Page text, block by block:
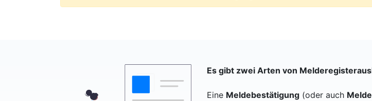
Es gibt zwei Arten von
Eine Meldebestätigung (oder auch